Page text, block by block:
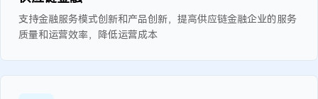
支持金融服务模式创新和产品创新，提高供应链金融企业的服务
质量和运营效率，降低运营成本